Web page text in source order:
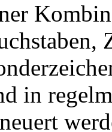
in